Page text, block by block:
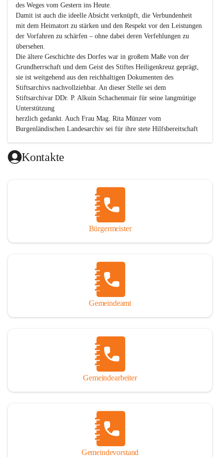
des Weges vom Gestern ins Heute.
Damit ist auch die ideelle Absicht verknüpft, die Verbundenheit
mit dem Heimatort zu stärken und den Respekt vor den Leistungen
der Vorfahren zu schärfen – ohne dabei deren Verfehlungen zu
übersehen.
Die ältere Geschichte des Dorfes war in großem Maße von der
Grundherrschaft und dem Geist des Stiftes Heiligenkreuz geprägt,
sie ist weitgehend aus den reichhaltigen Dokumenten des
Stiftsarchivs nachvollziehbar. An dieser Stelle sei dem
Stiftsarchivar DDr. P. Alkuin Schachenmair für seine langmütige
Unterstützung
herzlich gedankt. Auch Frau Mag. Rita Münzer vom
Burgenländischen Landesarchiv sei für ihre stete Hilfsbereitschaft
Dank gilt den Textautoren dieser Chronik, dem kleinen
Redaktionsteam, für die gute Zusammenarbeit.
gedankt werden, die durch ihre Erinnerungen, Informationen und
durch das Überlassen von Fotos und Dokumenten zum Gesamtbild
dieses Buches wesentlich beigetragen haben.
Der Zeitdruck war enorm, um das Werk auch zeitgerecht für das
Jubiläumsjahr abschließen zu können. Daher mag um Nachsicht
Ausführlichkeit behandelt erscheinen, oder auch der eine oder
andere Fehler unterlief. Die Autoren haben nach ihren
individuellen Möglichkeiten mit bestem Wissen und Gewissen
Andreas Rohatsch wurde auf das System der Fußnoten verzichtet.
Wo eine genaue Quellenangabe sinnvoll und notwendig erschien,
sind die entsprechenden Quellenhinweise in den fließenden Text
eingearbeitet. Der leichteren Lesbarkeit halber ist auch von einer
streng gendergerechten Ausdrucksform Abstand genommen
So darf ich Sie zu einer interessanten, vergnüglichen und
manchmal auch nachdenklich machenden Zeitreise durch die
Jahrhunderte, ja Jahrtausende alte Geschichte von der Steinzeit
Kontakte
Bürgermeister
Gemeindeamt
Gemeindearbeiter
Gemeindevorstand